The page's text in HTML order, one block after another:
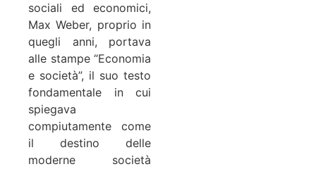
sociali ed economici,
Max Weber, proprio in
quegli anni, portava
alle stampe “Economia
e società”, il suo testo
fondamentale in cui
spiegava
compiutamente come
il destino delle
moderne società